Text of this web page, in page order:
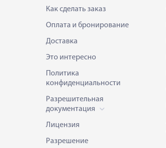
Как сделать заказ
Оплата и бронирование
Доставка
Это интересно
Политика
конфиденциальности
Разрешительная
документация
Лицензия
Разрешение